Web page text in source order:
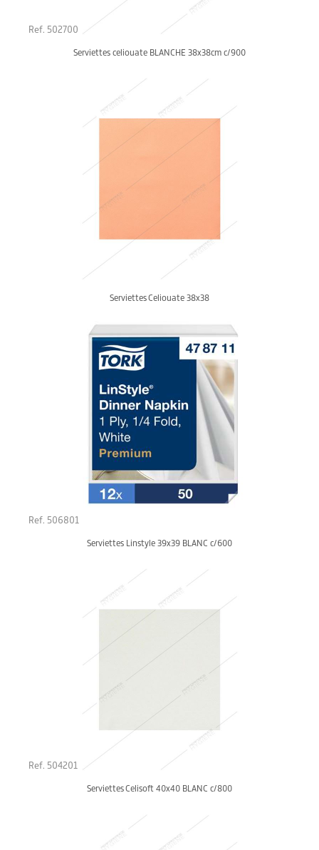
Ref. 502700
Serviettes celiouate BLANCHE 38x38cm c/900
Serviettes Celiouate 38x38
Ref. 506801
Serviettes Linstyle 39x39 BLANC c/600
Ref. 504201
Serviettes Celisoft 40x40 BLANC c/800